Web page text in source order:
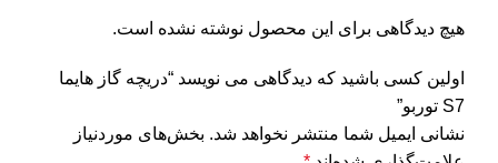
هیچ دیدگاهی برای این محصول نوشته نشده است.
اولین کسی باشید که دیدگاهی می نویسد “دریچه گاز هایما
S7 توربو”
نشانی ایمیل شما منتشر نخواهد شد. بخش‌های موردنیاز